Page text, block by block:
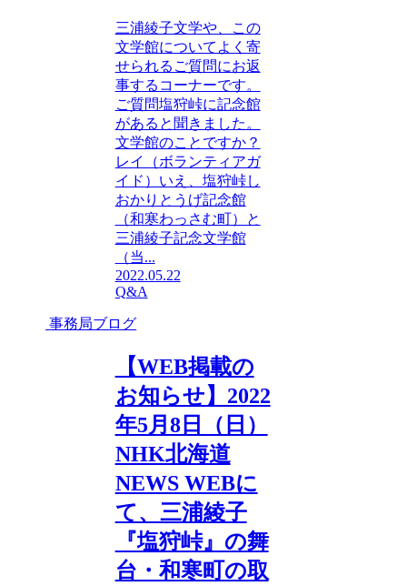
三浦綾子文学や、この
文学館についてよく寄
せられるご質問にお返
事するコーナーです。
ご質問塩狩峠に記念館
があると聞きました。
文学館のことですか？
レイ（ボランティアガ
イド）いえ、塩狩峠し
おかりとうげ記念館
（和寒わっさむ町）と
三浦綾子記念文学館
（当...
2022.05.22
Q&A
事務局ブログ
【WEB掲載の
お知らせ】2022
年5月8日（日）
NHK北海道
NEWS WEBに
て、三浦綾子
『塩狩峠』の舞
台・和寒町の取